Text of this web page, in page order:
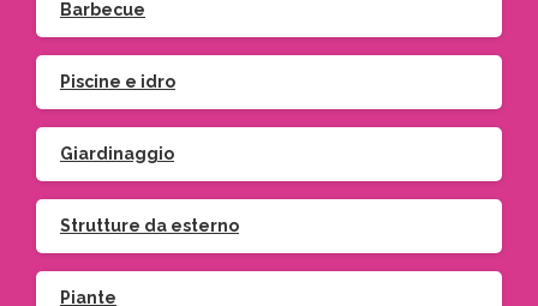
Barbecue
Piscine e idro
Giardinaggio
Strutture da esterno
Piante